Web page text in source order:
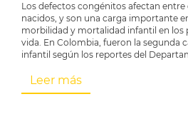
Los defectos congénitos afectan entre
nacidos, y son una carga importante
morbilidad y mortalidad infantil en los
vida. En Colombia, fueron la segunda
infantil según los reportes del
Leer más